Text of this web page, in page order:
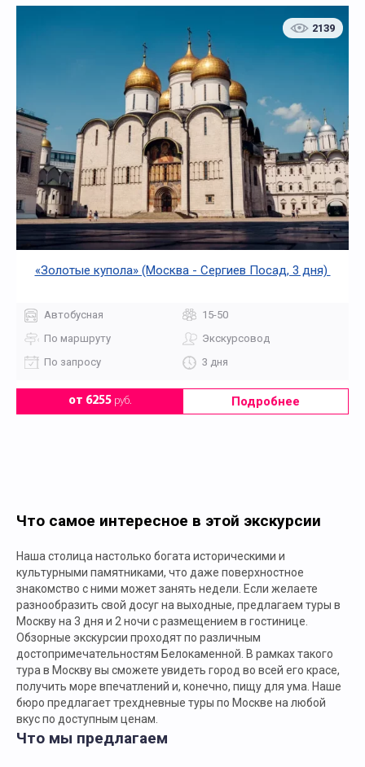
2139
«Золотые купола» (Москва - Сергиев Посад, 3 дня)
Автобусная
15-50
По маршруту
Экскурсовод
По запросу
3 дня
от 6255руб. Подробнее
Что самое интересное в этой экскурсии
Наша столица настолько богата историческими и
культурными памятниками, что даже поверхностное
знакомство с ними может занять недели. Если желаете
разнообразить свой досуг на выходные, предлагаем туры в
Москву на 3 дня и 2 ночи с размещением в гостинице.
Обзорные экскурсии проходят по различным
достопримечательностям Белокаменной. В рамках такого
тура в Москву вы сможете увидеть город во всей его красе,
получить море впечатлений и, конечно, пищу для ума. Наше
бюро предлагает трехдневные туры по Москве на любой
вкус по доступным ценам.
Что мы предлагаем